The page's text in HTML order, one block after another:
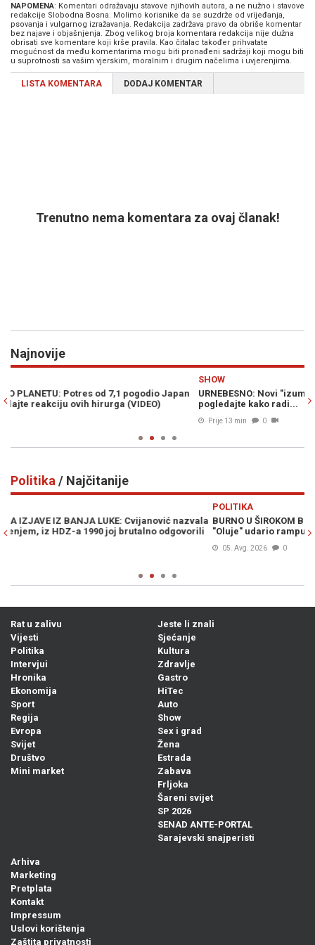
NAPOMENA: Komentari odražavaju stavove njihovih autora, a ne nužno i stavove
redakcije Slobodna Bosna. Molimo korisnike da se suzdrže od vrijeđanja,
psovanja i vulgarnog izražavanja. Redakcija zadržava pravo da obriše komentar
bez najave i objašnjenja. Zbog velikog broja komentara redakcija nije dužna
obrisati sve komentare koji krše pravila. Kao čitalac također prihvatate
mogućnost da među komentarima mogu biti pronađeni sadržaji koji mogu biti
u suprotnosti sa vašim vjerskim, moralnim i drugim načelima i uvjerenjima.
LISTA KOMENTARA DODAJ KOMENTAR
Trenutno nema komentara za ovaj članak!
Najnovije
URNEBESNO: Novi "izum" u trans bacio pivopije širom svijeta,
pogledajte kako radi...
Politika / Najčitanije
BURNO U ŠIROKOM BRIJEGU: Čović pred samo obilježavanje
"Oluje" udario rampu Lučiću
Rat u zalivu
Vijesti
Politika
Intervjui
Hronika
Ekonomija
Sport
Regija
Evropa
Svijet
Društvo
Mini market
Jeste li znali
Sjećanje
Kultura
Zdravlje
Gastro
HiTec
Auto
Show
Sex i grad
Žena
Estrada
Zabava
Frljoka
Šareni svijet
SP 2026
SENAD ANTE-PORTAL
Sarajevski snajperisti
Arhiva
Marketing
Pretplata
Kontakt
Impressum
Uslovi korištenja
Zaštita privatnosti